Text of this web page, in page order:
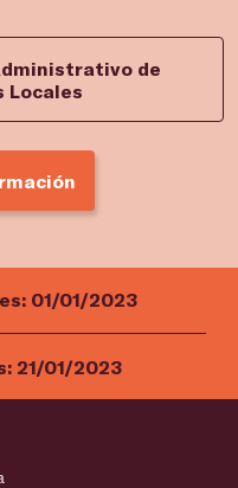
de
Locales
01/01/2023
21/01/2023